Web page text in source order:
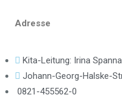
Adresse
Kita-Leitung: Irina
Johann-Georg-Halske-
0821-455562-0